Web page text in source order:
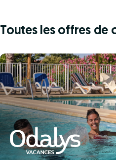
Toutes les offres de